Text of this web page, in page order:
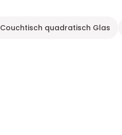
Couchtisch quadratisch Glas